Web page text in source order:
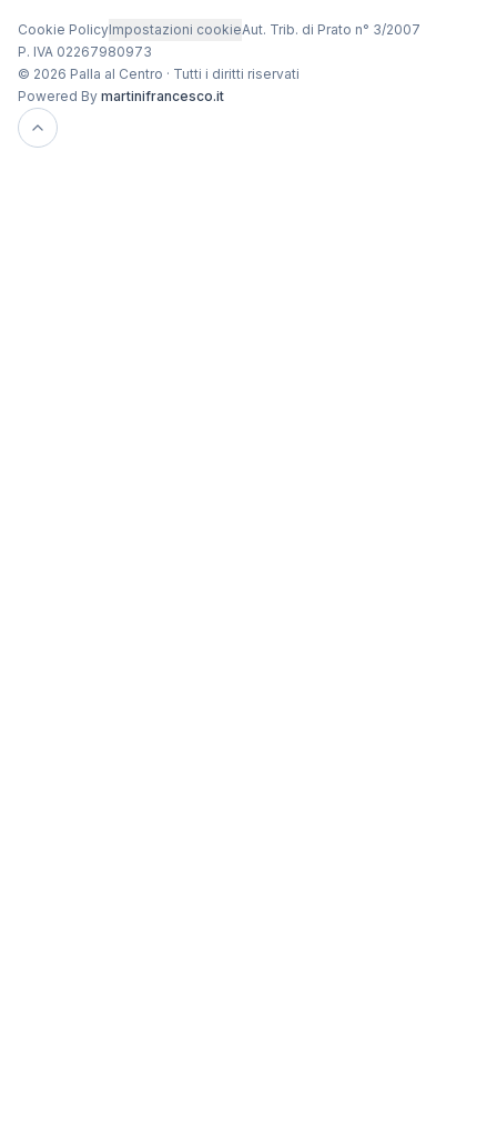
Cookie PolicyImpostazioni cookieAut. Trib. di Prato n° 3/2007
P. IVA 02267980973
© 2026 Palla al Centro · Tutti i diritti riservati
Powered By martinifrancesco.it